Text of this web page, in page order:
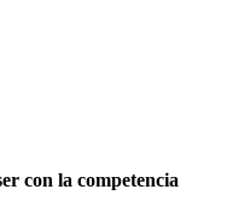
con la competencia